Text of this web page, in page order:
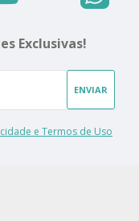
Exclusivas!
ENVIAR
e Termos de Uso